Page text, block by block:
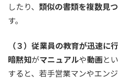
したり、 類似の書類を複数見
す。
（３）従業員の教育が迅速に
暗黙知がマニュアルや動画と
すると、若手営業マンやエン